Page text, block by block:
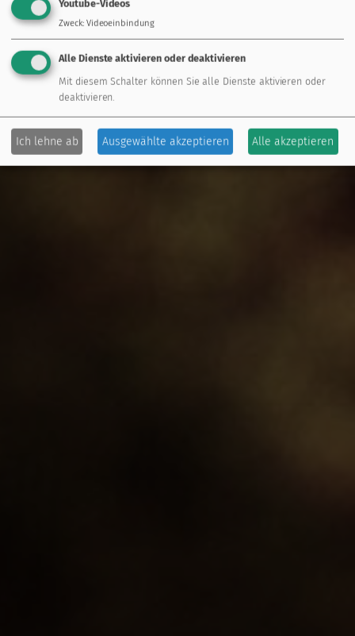
Youtube-Videos
Zweck: Videoeinbindung
Alle Dienste aktivieren oder deaktivieren
Mit diesem Schalter können Sie alle Dienste aktivieren oder
deaktivieren.
Ich lehne ab Ausgewählte akzeptieren Alle akzeptieren